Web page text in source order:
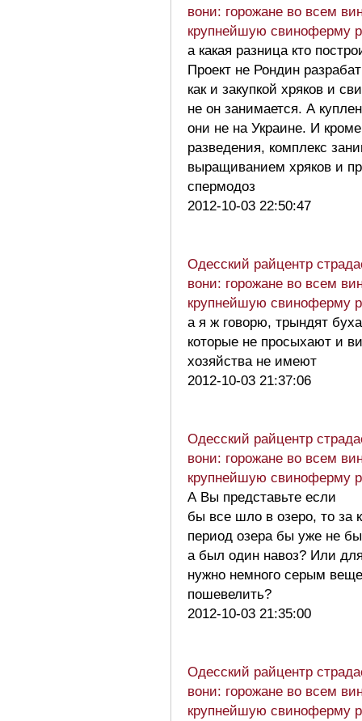
вони: горожане во всем
крупнейшую свиноферму
а какая разница кто
Проект не Рондин
как и закупкой хряков и
не он занимается. А
они не на Украине. И кроме
разведения, комплекс
выращиванием хряков и
спермодоз
2012-10-03 22:50:47
Одесский райцентр
вони: горожане во всем
крупнейшую свиноферму
а я ж говорю, трындят
которые не просыхают и
хозяйства не имеют
2012-10-03 21:37:06
Одесский райцентр
вони: горожане во всем
крупнейшую свиноферму
А Вы представьте если
бы все шло в озеро, то за
период озера бы уже не
а был один навоз? Или
нужно немного серым
пошевелить?
2012-10-03 21:35:00
Одесский райцентр
вони: горожане во всем
крупнейшую свиноферму